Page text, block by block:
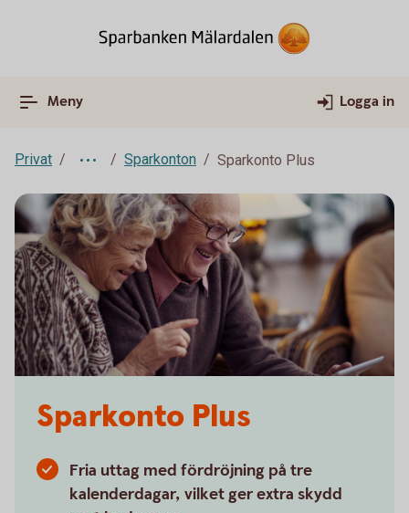
Meny Logga in
Privat Sparkonton Sparkonto Plus
Sparkonto Plus
Fria uttag med fördröjning på tre
kalenderdagar, vilket ger extra skydd